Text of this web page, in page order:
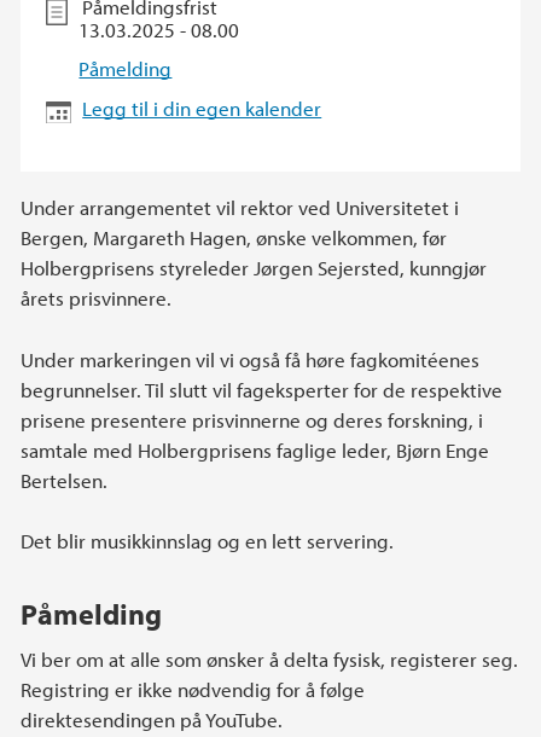
Påmeldingsfrist
13.03.2025 - 08.00
Påmelding
Legg til i din egen kalender
Under arrangementet vil rektor ved Universitetet i
Bergen, Margareth Hagen, ønske velkommen, før
Holbergprisens styreleder Jørgen Sejersted, kunngjør
årets prisvinnere.
Under markeringen vil vi også få høre fagkomitéenes
begrunnelser. Til slutt vil fageksperter for de respektive
prisene presentere prisvinnerne og deres forskning, i
samtale med Holbergprisens faglige leder, Bjørn Enge
Bertelsen.
Det blir musikkinnslag og en lett servering.
Påmelding
Vi ber om at alle som ønsker å delta fysisk, registerer seg.
Registring er ikke nødvendig for å følge
direktesendingen på YouTube.